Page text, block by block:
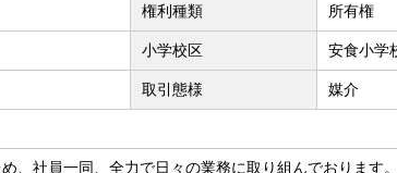
権利種類 所有権
小学校区 安食小学
取引態様 媒介
、社員一同、全力で日々の業務に取り組んでおります